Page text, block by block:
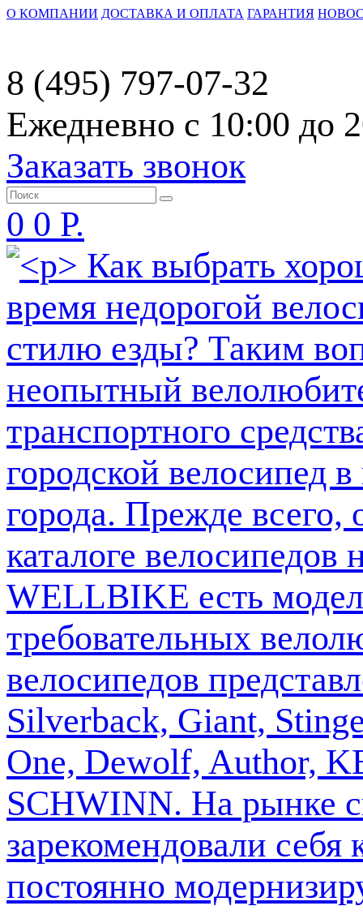
О КОМПАНИИ ДОСТАВКА И ОПЛАТА ГАРАНТИЯ
8 (495) 797-07-32
Ежедневно с 10:00 до
Заказать звонок
0 0 Р.